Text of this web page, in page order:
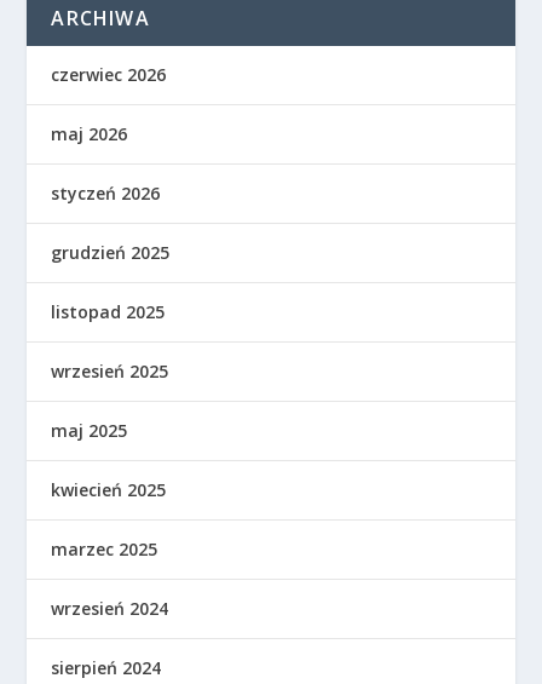
ARCHIWA
czerwiec 2026
maj 2026
styczeń 2026
grudzień 2025
listopad 2025
wrzesień 2025
maj 2025
kwiecień 2025
marzec 2025
wrzesień 2024
sierpień 2024